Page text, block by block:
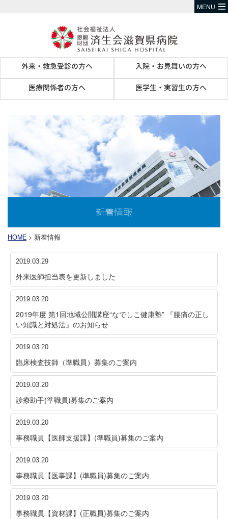
外来・救急受診の方へ 入院・お見舞いの方へ
医療関係者の方へ 医学生・実習生の方へ
MENU
新着情報
HOME > 新着情報
2019.03.29
外来医師担当表を更新しました
2019.03.20
2019年度 第1回地域公開講座“なでしこ健康塾” 『腰痛の正し
い知識と対処法』のお知らせ
2019.03.20
臨床検査技師（準職員）募集のご案内
2019.03.20
診療助手(準職員)募集のご案内
2019.03.20
事務職員【医師支援課】(準職員)募集のご案内
2019.03.20
事務職員【医事課】(準職員)募集のご案内
2019.03.20
事務職員【資材課】(正職員)募集のご案内